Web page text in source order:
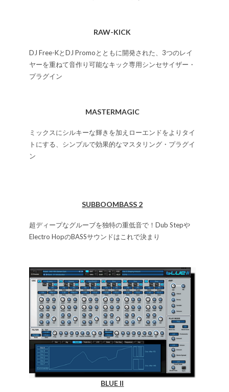
RAW-KICK
DJ Free-KとDJ Promoとともに開発された、3つのレイ
ヤーを重ねて音作り可能なキック専用シンセサイザー・
プラグイン
MASTERMAGIC
ミックスにシルキーな輝きを加えローエンドをよりタイ
トにする、シンプルで効果的なマスタリング・プラグイ
ン
SUBBOOMBASS 2
超ディープなグルーブを独特の重低音で！Dub Stepや
Electro HopのBASSサウンドはこれで決まり
BLUE II